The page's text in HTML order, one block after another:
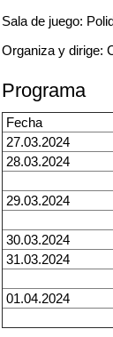
Sala de juego:
Organiza y dirige:
Programa
Fecha
27.03.2024
28.03.2024
29.03.2024
30.03.2024
31.03.2024
01.04.2024